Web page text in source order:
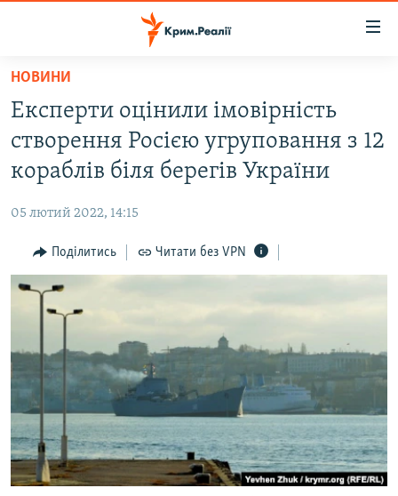
Перейти
основного
матеріалу
Перейти
до
основної
Перейти
до
пошуку
ВОДА.КРИМ
ВІДЕО ТА ФОТО
БЛОГИ
ПОГЛЯД
ІНТЕРВ'Ю
ВСЕ ЗА ДЕНЬ
СПЕЦПРОЕКТИ
ДЕПОРТАЦІЯ
ВІДЕОУРОКИ «ELIFBE»
СВІДЧЕННЯ ОКУПАЦІЇ
УКРАЇНСЬКА ПРОБЛЕМА КРИМУ
ЯК ОБІЙТИ БЛОКУВАННЯ
Русский
Qırımtatar
НОВИНИ
Експерти оцінили імовірність
створення Росією угруповання з 12
кораблів біля берегів України
05 лютий 2022, 14:15
Поділитись Читати без VPN